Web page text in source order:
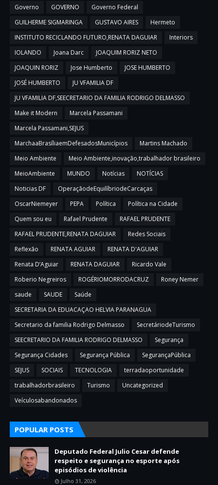
Governo
GOVERNO
Governo Federal
GUILHERME SIGMARINGA
GUSTAVO AIRES
Hermeto
INSTITUTO RECICLANDO FUTURO,RENATA DAGUIAR
Interiors
IOLANDO
Joana Darc
JOAQUIM RORIZ NETO
JOAQUIN RORIZ
Jose Humberto
JOSE HUMBERTO
JOSÉ HUMBERTO
JU VFAMILIA DF
JU VFAMILIA DF,SEECRETARIO DA FAMILIA RODRIGO DELMASSO
Make it Modern
Marcela Passamani
Marcela Passamani,SEJUS
MarchaaBrasíliaemDefesadosMunicípios
Martins Machado
Meio Ambiente
Meio Ambiente,inovação,trabalhador brasileiro
MeioAmbiente
MUNDO Notícias
NOTÍCIAS
Noticias DF
OperaçãodeEquilíbriodeCarcaças
OscarNiemeyer
PEPA Política
Política na Cidade
Quem sou eu
Rafael Prudente
RAFAEL PRUDENTE
RAFAEL PRUDENTE,RENATA DAGUIAR
Redes Sociais
Reflexão
RENATA AGUIAR
RENATA D'AGUIAR
Renata D’Aguiar
RENATA DAGUIAR
Ricardo Vale
Roberio Negreiros
ROGÉRIOMORRODACRUZ
Roney Nemer
saude
SAUDE
Saúde
SECRETARIA DA EDUACAÇAO HELVIA PARANAGUA
Secretario da familia Rodrigo Delmasso
SecretáriodeTurismo
SEECRETARIO DA FAMILIA RODRIGO DELMASSO
Segurança
Segurança Cidades
Segurança Pública
SegurançaPública
SEJUS
SOCIAIS TECNOLOGIA
terradaoportunidade
trabalhadorbrasileiro
Turismo
Uncategorized
Veículosabandonados
POPULAR POSTS
Deputado Federal Julio Cesar defende
respeito e segurança no esporte após
episódios de violência
Julho 31, 2026